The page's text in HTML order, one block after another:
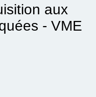
aux
- VME